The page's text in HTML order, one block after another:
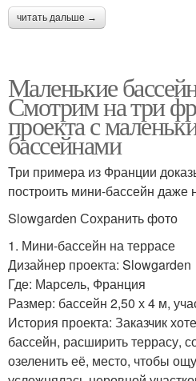
читать дальше →
Маленькие
Смотрим на три
проекта с
бассейнами
Три примера из Франции
построить мини-бассейн даже
Slowgarden Сохранить фото
1. Мини-бассейн на террасе
Дизайнер проекта: Slowgarden
Где: Марсель, Франция
Размер: бассейн 2,50 х 4 м,
История проекта: Заказчик
бассейн, расширить террасу,
озеленить её, место, чтобы